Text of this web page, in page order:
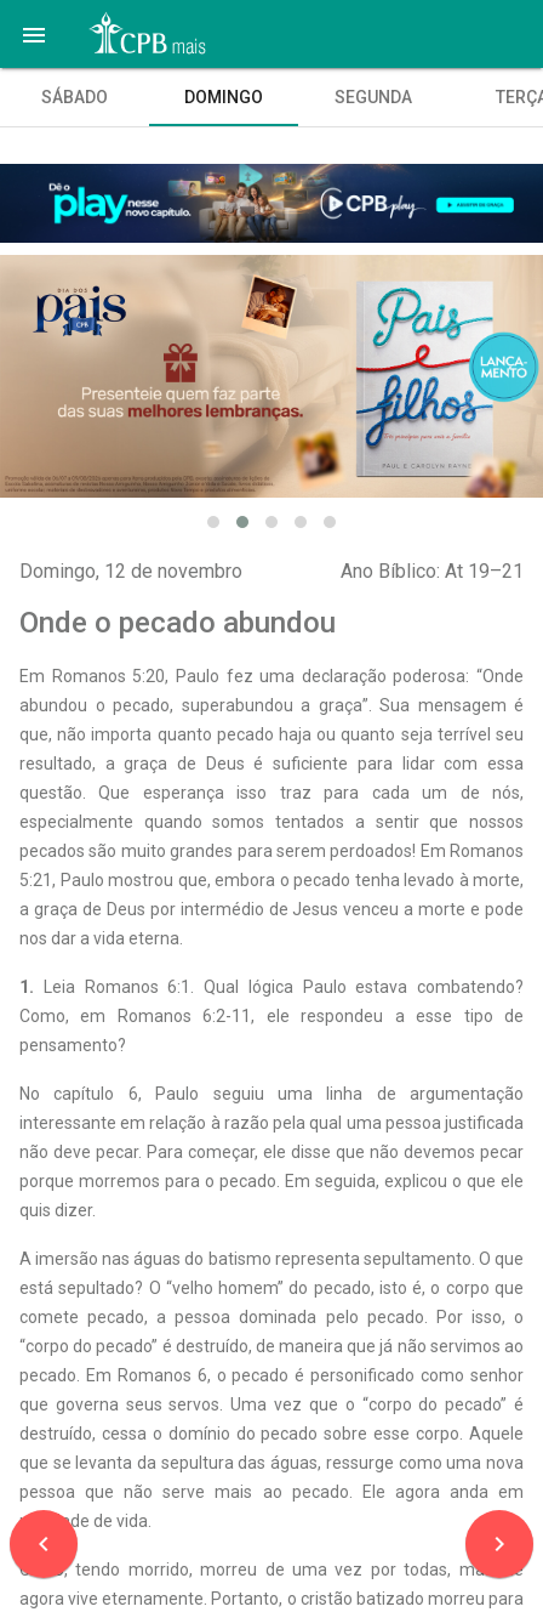

navigate_before
SÁBADO DOMINGO SEGUNDA
Domingo, 12 de novembro Ano Bíblico: At 19–21
Onde o pecado abundou
Em Romanos 5:20, Paulo fez uma declaração poderosa: “Onde
abundou o pecado, superabundou a graça”. Sua mensagem é
que, não importa quanto pecado haja ou quanto seja terrível seu
resultado, a graça de Deus é suficiente para lidar com essa
questão. Que esperança isso traz para cada um de nós,
especialmente quando somos tentados a sentir que nossos
pecados são muito grandes para serem perdoados! Em Romanos
5:21, Paulo mostrou que, embora o pecado tenha levado à morte,
a graça de Deus por intermédio de Jesus venceu a morte e pode
nos dar a vida eterna.
1. Leia Romanos 6:1. Qual lógica Paulo estava combatendo?
Como, em Romanos 6:2-11, ele respondeu a esse tipo de
pensamento?
No capítulo 6, Paulo seguiu uma linha de argumentação
interessante em relação à razão pela qual uma pessoa justificada
não deve pecar. Para começar, ele disse que não devemos pecar
porque morremos para o pecado. Em seguida, explicou o que ele
quis dizer.
A imersão nas águas do batismo representa sepultamento. O que
está sepultado? O “velho homem” do pecado, isto é, o corpo que
comete pecado, a pessoa dominada pelo pecado. Por isso, o
“corpo do pecado” é destruído, de maneira que já não servimos ao
pecado. Em Romanos 6, o pecado é personificado como senhor
que governa seus servos. Uma vez que o “corpo do pecado” é
destruído, cessa o domínio do pecado sobre esse corpo. Aquele
que se levanta da sepultura das águas, ressurge como uma nova
pessoa que não serve mais ao pecado. Ele agora anda em
novidade de vida.
Cristo, tendo morrido, morreu de uma vez por todas, mas Ele
agora vive eternamente. Portanto, o cristão batizado morreu para
navigate_next